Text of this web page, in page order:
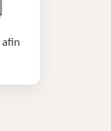
afin